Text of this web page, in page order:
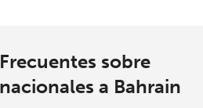
sobre
a Bahrain